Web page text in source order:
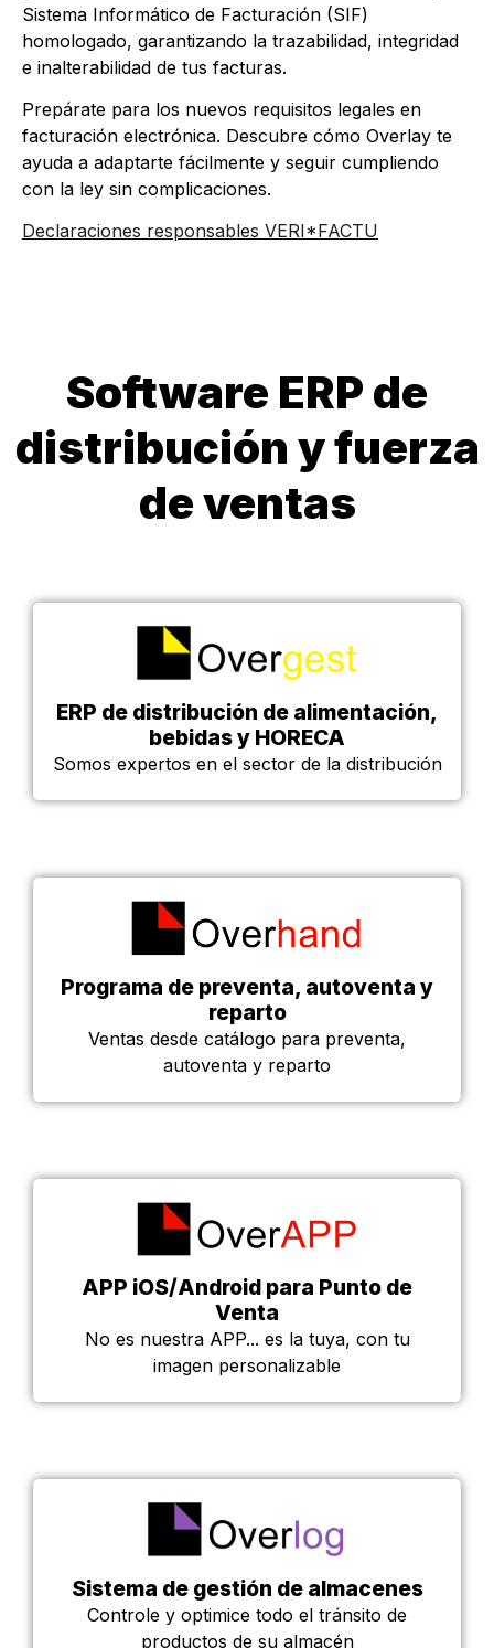
Sistema Informático de Facturación (SIF)
homologado, garantizando la trazabilidad, integridad
e inalterabilidad de tus facturas.
Prepárate para los nuevos requisitos legales en
facturación electrónica. Descubre cómo Overlay te
ayuda a adaptarte fácilmente y seguir cumpliendo
con la ley sin complicaciones.
Declaraciones responsables VERI*FACTU
Software ERP de
distribución y fuerza
de ventas
ERP de distribución de alimentación,
bebidas y HORECA
Somos expertos en el sector de la distribución
Programa de preventa, autoventa y
reparto
Ventas desde catálogo para preventa,
autoventa y reparto
APP iOS/Android para Punto de
Venta
No es nuestra APP... es la tuya, con tu
imagen personalizable
Sistema de gestión de almacenes
Controle y optimice todo el tránsito de
productos de su almacén